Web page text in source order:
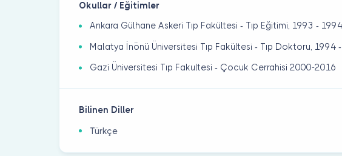
Okullar / Eğitimler
Ankara Gülhane Askeri Tıp Fakültesi - Tıp Eğitimi, 1993 - 1994
Malatya İnönü Üniversitesi Tıp Fakültesi - Tıp Doktoru, 1994
Gazi Üniversitesi Tıp Fakultesi - Çocuk Cerrahisi 2000-2016
Bilinen Diller
Türkçe